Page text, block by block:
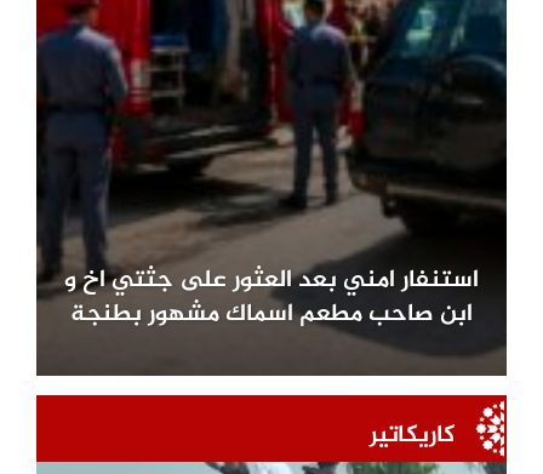
استنفار امني بعد العثور على جثتي اخ و
ابن صاحب مطعم اسماك مشهور بطنجة
كاريكاتير